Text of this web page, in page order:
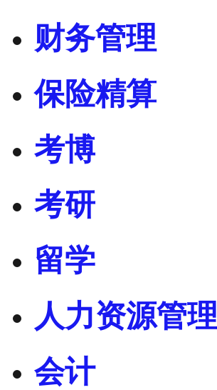
财务管理
保险精算
考博
考研
留学
人力资源管理
会计